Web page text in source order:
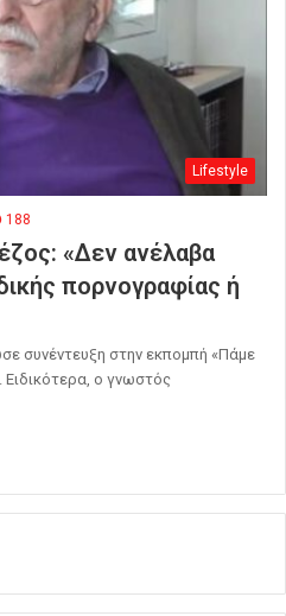
Lifestyle
188
«Δεν ανέλαβα
πορνογραφίας ή
συνέντευξη στην εκπομπή «Πάμε
Ειδικότερα, ο γνωστός